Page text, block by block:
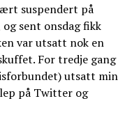
suspendert på
sent onsdag fikk
var utsatt nok en
For tredje gang
utsatt min
på Twitter og